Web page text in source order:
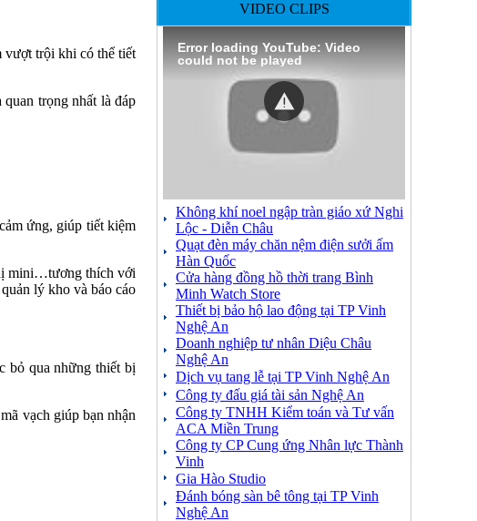
vượt trội khi có thể tiết
trọng nhất là đáp
ứng, giúp tiết kiệm
mini…tương thích với
lý kho và báo cáo
bỏ qua những thiết bị
vạch giúp bạn nhận
VIDEO CLIPS
Error loading YouTube: Video
could not be played
Không khí noel ngập tràn giáo xứ Nghi
Lộc - Diễn Châu
Quạt đèn máy chăn nệm điện sưởi ấm
Hàn Quốc
Cửa hàng đồng hồ thời trang Bình
Minh Watch Store
Thiết bị bảo hộ lao động tại TP Vinh
Nghệ An
Doanh nghiệp tư nhân Diệu Châu
Nghệ An
Dịch vụ tang lễ tại TP Vinh Nghệ An
Công ty đấu giá tài sản Nghệ An
Công ty TNHH Kiểm toán và Tư vấn
ACA Miền Trung
Công ty CP Cung ứng Nhân lực Thành
Vinh
Gia Hào Studio
Đánh bóng sàn bê tông tại TP Vinh
Nghệ An